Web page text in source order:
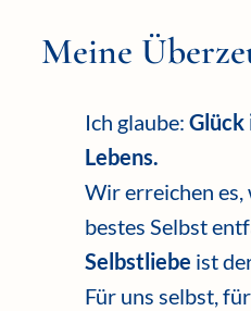
Meine
Ich glaube: Glück
Lebens.
Wir erreichen
bestes Selbst
Selbstliebe ist
Für uns selbst,